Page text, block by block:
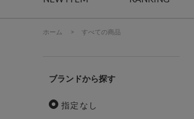
ホーム > すべての商品
ブランド
指定なし